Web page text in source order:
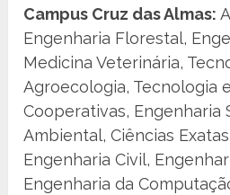
Campus Cruz das Almas:
Engenharia Florestal,
Medicina Veterinária,
Agroecologia, Tecnologia
Cooperativas, Engenharia
Ambiental, Ciências
Engenharia Civil,
Engenharia da